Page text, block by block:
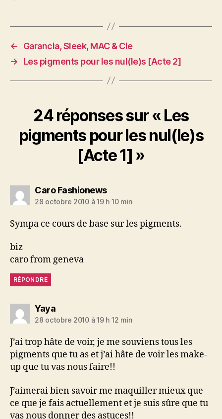
←
Garancia, Sleek, MAC & Cie
→
Les pigments pour les nul(le)s [Acte 2]
24 réponses sur « Les
pigments pour les nul(le)s
[Acte 1] »
Caro Fashionewsdit :
28 octobre 2010 à 19 h 10 min
Sympa ce cours de base sur les pigments.
biz
caro from geneva
RÉPONDRE
Yayadit :
28 octobre 2010 à 19 h 12 min
J’ai trop hâte de voir, je me souviens tous les
pigments que tu as et j’ai hâte de voir les make-
up que tu vas nous faire!!
J’aimerai bien savoir me maquiller mieux que
ce que je fais actuellement et je suis sûre que tu
vas nous donner des astuces!!